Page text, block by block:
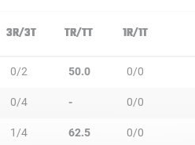
3R/3T TR/TT 1R/1T
0/2 50.0 0/0
0/4 - 0/0
1/4 62.5 0/0